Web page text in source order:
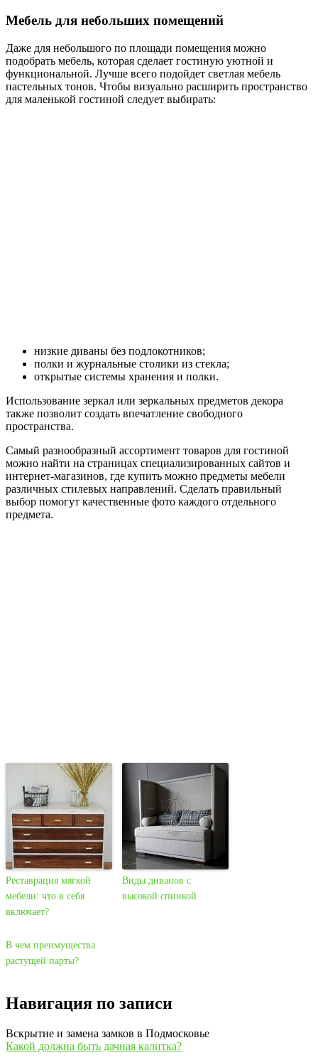
Мебель для небольших помещений
Даже для небольшого по площади помещения можно
подобрать мебель, которая сделает гостиную уютной и
функциональной. Лучше всего подойдет светлая мебель
пастельных тонов. Чтобы визуально расширить пространство
для маленькой гостиной следует выбирать:
низкие диваны без подлокотников;
полки и журнальные столики из стекла;
открытые системы хранения и полки.
Использование зеркал или зеркальных предметов декора
также позволит создать впечатление свободного
пространства.
Самый разнообразный ассортимент товаров для гостиной
можно найти на страницах специализированных сайтов и
интернет-магазинов, где купить можно предметы мебели
различных стилевых направлений. Сделать правильный
выбор помогут качественные фото каждого отдельного
предмета.
Реставрация мягкой
мебели: что в себя
включает?
Виды диванов с
высокой спинкой
В чем преимущества
растущей парты?
Навигация по записи
Вскрытие и замена замков в Подмосковье
Какой должна быть дачная калитка?